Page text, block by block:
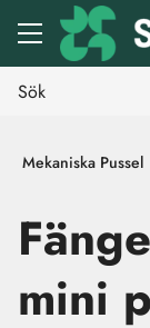
Gå till
Mekaniska Pussel
mini